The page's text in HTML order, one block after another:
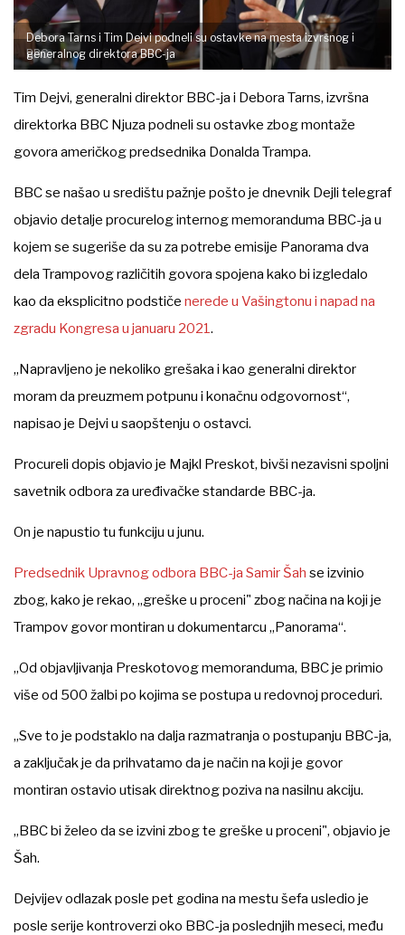
BBC
Debora Tarns i Tim Dejvi podneli su ostavke na mesta izvršnog i
generalnog direktora BBC-ja
Tim Dejvi, generalni direktor BBC-ja i Debora Tarns, izvršna
direktorka BBC Njuza podneli su ostavke zbog montaže
govora američkog predsednika Donalda Trampa.
BBC se našao u središtu pažnje pošto je dnevnik Dejli telegraf
objavio detalje procurelog internog memoranduma BBC-ja u
kojem se sugeriše da su za potrebe emisije Panorama dva
dela Trampovog različitih govora spojena kako bi izgledalo
kao da eksplicitno podstiče nerede u Vašingtonu i napad na
zgradu Kongresa u januaru 2021.
„Napravljeno je nekoliko grešaka i kao generalni direktor
moram da preuzmem potpunu i konačnu odgovornost“,
napisao je Dejvi u saopštenju o ostavci.
Procureli dopis objavio je Majkl Preskot, bivši nezavisni spoljni
savetnik odbora za uređivačke standarde BBC-ja.
On je napustio tu funkciju u junu.
Predsednik Upravnog odbora BBC-ja Samir Šah se izvinio
zbog, kako je rekao, „greške u proceni" zbog načina na koji je
Trampov govor montiran u dokumentarcu „Panorama“.
„Od objavljivanja Preskotovog memoranduma, BBC je primio
više od 500 žalbi po kojima se postupa u redovnoj proceduri.
„Sve to je podstaklo na dalja razmatranja o postupanju BBC-ja,
a zaključak je da prihvatamo da je način na koji je govor
montiran ostavio utisak direktnog poziva na nasilnu akciju.
„BBC bi želeo da se izvini zbog te greške u proceni", objavio je
Šah.
Dejvijev odlazak posle pet godina na mestu šefa usledio je
posle serije kontroverzi oko BBC-ja poslednjih meseci, među